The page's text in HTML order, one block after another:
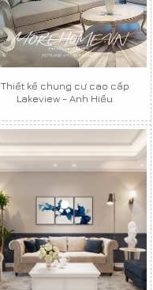
Thiết kế chung cư cao cấp
Lakeview - Anh Hiếu